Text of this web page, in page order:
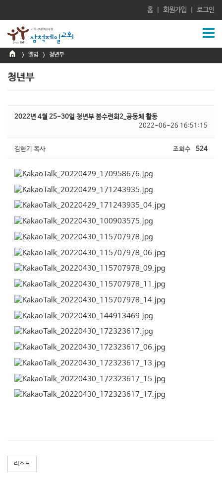
홈 회원가입 로그인
> 앨범 > 청년부
청년부
2022년 4월 25-30일 청년부 봄수련회2_공동체 활동
2022-06-26 16:51:15
김현기 목사 조회수 524
리스트